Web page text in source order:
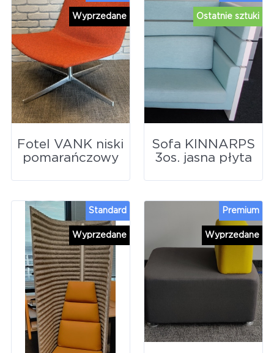
Wyprzedane
Fotel VANK niski
pomarańczowy
Ostatnie sztuki
Sofa KINNARPS
3os. jasna płyta
Wyprzedane
Standard
Wyprzedane
Premium